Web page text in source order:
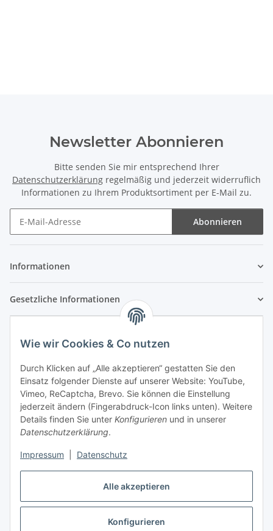
Alle akzeptieren
Konfigurieren
Wie wir Cookies & Co nutzen
Durch Klicken auf „Alle akzeptieren“ gestatten Sie den
Einsatz folgender Dienste auf unserer Website: YouTube,
Vimeo, ReCaptcha, Brevo. Sie können die Einstellung
jederzeit ändern (Fingerabdruck-Icon links unten). Weitere
Details finden Sie unter Konfigurieren und in unserer
Datenschutzerklärung.
Impressum Datenschutz
Newsletter Abonnieren
Bitte senden Sie mir entsprechend Ihrer
Datenschutzerklärung regelmäßig und jederzeit widerruflich
Informationen zu Ihrem Produktsortiment per E-Mail zu.
Abonnieren
Informationen
Gesetzliche Informationen
Vertrag widerrufen